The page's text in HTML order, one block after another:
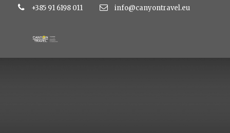
+385 91 6198 011 info@canyontravel.eu